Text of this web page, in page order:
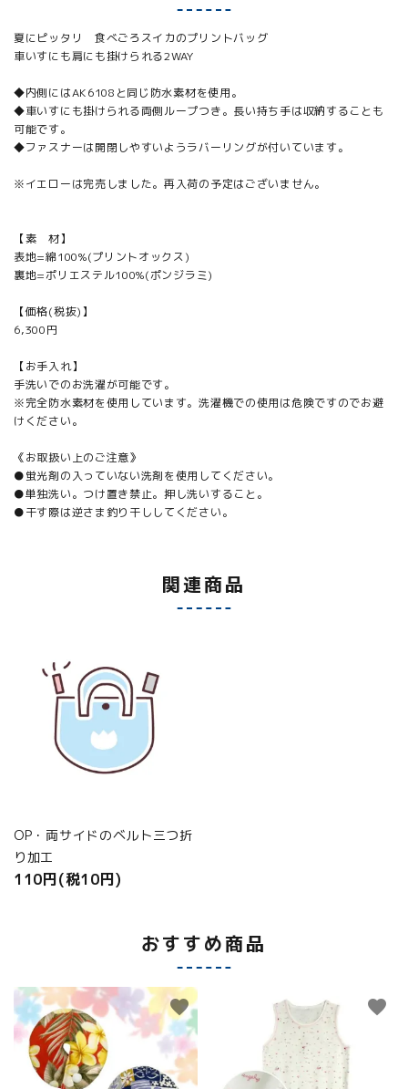
夏にピッタリ 食べごろスイカのプリントバッグ
車いすにも肩にも掛けられる2WAY
◆内側にはAK6108と同じ防水素材を使用。
◆車いすにも掛けられる両側ループつき。長い持ち手は収納することも
可能です。
◆ファスナーは開閉しやすいようラバーリングが付いています。
※イエローは完売しました。再入荷の予定はございません。
【素 材】
表地=綿100%(プリントオックス)
裏地=ポリエステル100%(ポンジラミ)
【価格(税抜)】
6,300円
【お手入れ】
手洗いでのお洗濯が可能です。
※完全防水素材を使用しています。洗濯機での使用は危険ですのでお避
けください。
《お取扱い上のご注意》
●蛍光剤の入っていない洗剤を使用してください。
●単独洗い。つけ置き禁止。押し洗いすること。
●干す際は逆さま釣り干ししてください。
関連商品
OP・両サイドのベルト三つ折
り加工
110円(税10円)
おすすめ商品
favorite favorite